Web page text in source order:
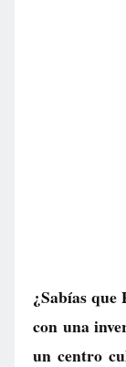
¿Sabías
con una
un centro